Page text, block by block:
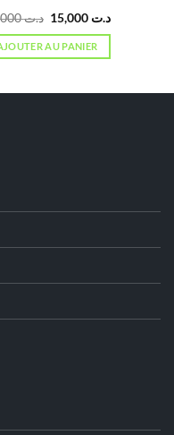
د.ت19,000
Le
prix
initial
était :
د.ت 19,000.
د.ت 15,000
Le
AU PANIER